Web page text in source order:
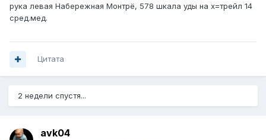
рука левая Набережная Монтрё, 578 шкала уды на х=трейл 14
сред.мед.
Цитата
2 недели спустя...
avk04